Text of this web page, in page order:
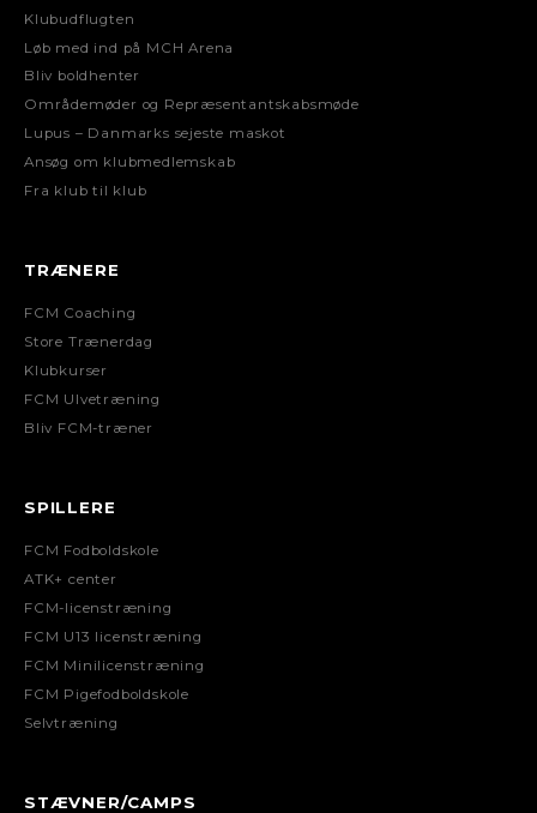
Klubudflugten
Løb med ind på MCH Arena
Bliv boldhenter
Områdemøder og Repræsentantskabsmøde
Lupus – Danmarks sejeste maskot
Ansøg om klubmedlemskab
Fra klub til klub
TRÆNERE
FCM Coaching
Store Trænerdag
Klubkurser
FCM Ulvetræning
Bliv FCM-træner
SPILLERE
FCM Fodboldskole
ATK+ center
FCM-licenstræning
FCM U13 licenstræning
FCM Minilicenstræning
FCM Pigefodboldskole
Selvtræning
STÆVNER/CAMPS